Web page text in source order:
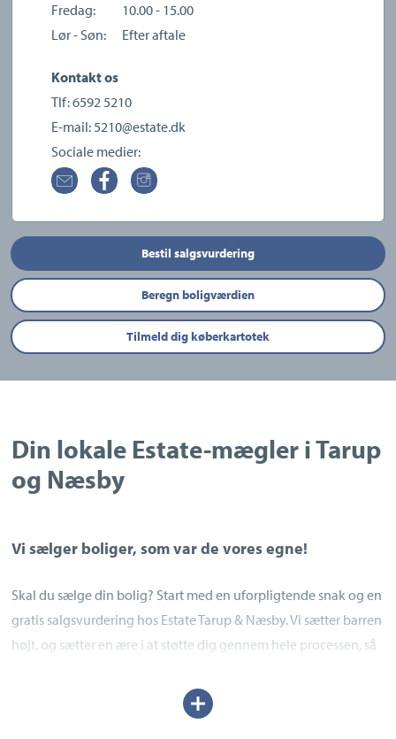
Fredag:
10.00 - 15.00
Lør - Søn:
Efter aftale
Kontakt os
Tlf:6592 5210
E-mail:5210@estate.dk
Sociale medier:
Bestil salgsvurdering
Beregn boligværdien
Tilmeld dig køberkartotek
Din lokale Estate-mægler i Tarup
og Næsby
Vi sælger boliger, som var de vores egne!
Skal du sælge din bolig? Start med en uforpligtende snak og en
gratis salgsvurdering hos Estate Tarup & Næsby. Vi sætter barren
højt, og sætter en ære i at støtte dig gennem hele processen, så
Udvid/skjul